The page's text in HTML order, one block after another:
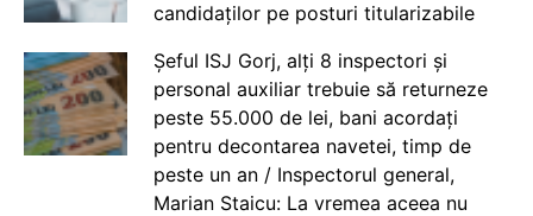
candidaților pe posturi titularizabile
Șeful ISJ Gorj, alți 8 inspectori și
personal auxiliar trebuie să returneze
peste 55.000 de lei, bani acordați
pentru decontarea navetei, timp de
peste un an / Inspectorul general,
Marian Staicu: La vremea aceea nu